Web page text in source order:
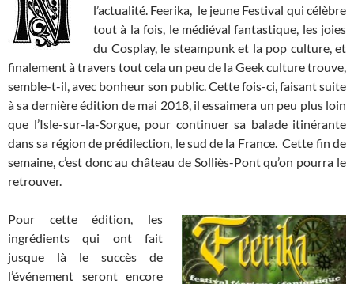
l’actualité. Feerika, le jeune Festival qui célèbre
tout à la fois, le médiéval fantastique, les joies
du Cosplay, le steampunk et la pop culture, et
finalement à travers tout cela un peu de la Geek culture trouve,
semble-t-il, avec bonheur son public. Cette fois-ci, faisant suite
à sa dernière édition de mai 2018, il essaimera un peu plus loin
que l’Isle-sur-la-Sorgue, pour continuer sa balade itinérante
dans sa région de prédilection, le sud de la France. Cette fin de
semaine, c’est donc au château de Solliès-Pont qu’on pourra le
retrouver.
Pour cette édition, les
ingrédients qui ont fait
jusque là le succès de
l’événement seront encore